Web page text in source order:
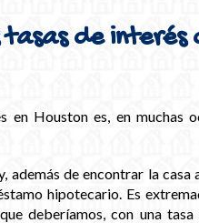
de interés
en Houston es, en muchas
además de encontrar la casa
hipotecario. Es
deberíamos, con una